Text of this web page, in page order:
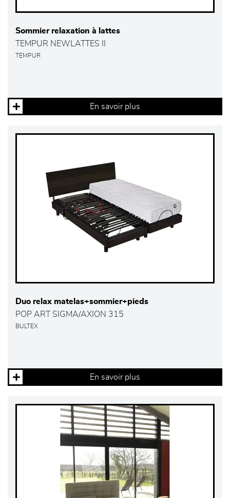
Sommier relaxation à lattes
TEMPUR NEWLATTES II
TEMPUR
En savoir plus
Duo relax matelas+sommier+pieds
POP ART SIGMA/AXION 315
BULTEX
En savoir plus